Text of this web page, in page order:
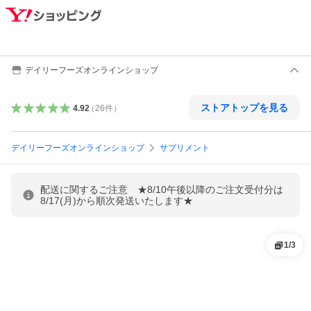
デイリーフーズオンラインショップ
4.92（ 26件） ストアトップを見る
デイリーフーズオンラインショップ サプリメント
配送に関するご注意 ★8/10午後以降のご注文受付分は
8/17(月)から順次発送いたします★
1/3